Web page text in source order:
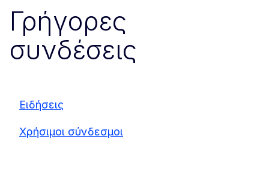
Γρήγορες
συνδέσεις
Ειδήσεις
Χρήσιμοι σύνδεσμοι